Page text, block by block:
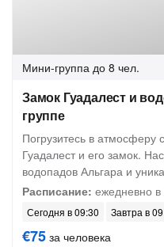
Мини-группа до 8 чел.
Замок Гуадалест и
группе
Погрузитесь в атмосферу
Гуадалест и его замок.
водопадов Альгара и
Расписание: ежедневно в
Сегодня в 09:30 Завтра в
€75 за человека